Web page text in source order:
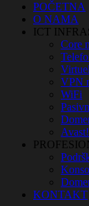
POČETNA
O NAMA
ICT
Core
VPN
WiFi
KONTAKT